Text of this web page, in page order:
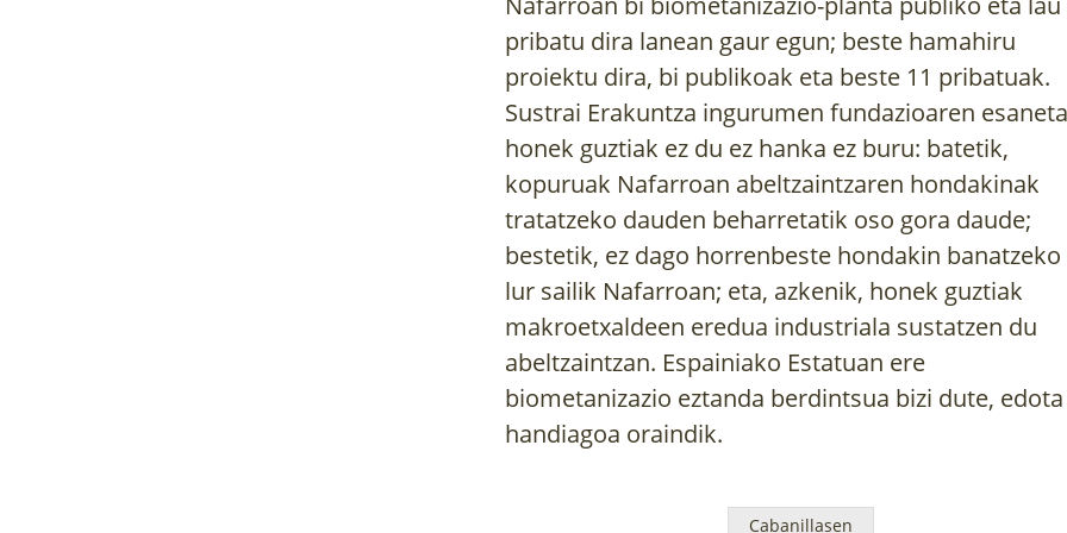
pribatu dira lanean gaur egun; beste hamahiru
proiektu dira, bi publikoak eta beste 11 pribatuak.
Sustrai Erakuntza ingurumen fundazioaren
honek guztiak ez du ez hanka ez buru: batetik,
kopuruak Nafarroan abeltzaintzaren hondakinak
tratatzeko dauden beharretatik oso gora daude;
bestetik, ez dago horrenbeste hondakin banatzeko
lur sailik Nafarroan; eta, azkenik, honek guztiak
makroetxaldeen eredua industriala sustatzen du
abeltzaintzan. Espainiako Estatuan ere
biometanizazio eztanda berdintsua bizi dute, edota
handiagoa oraindik.
Cabanillasen